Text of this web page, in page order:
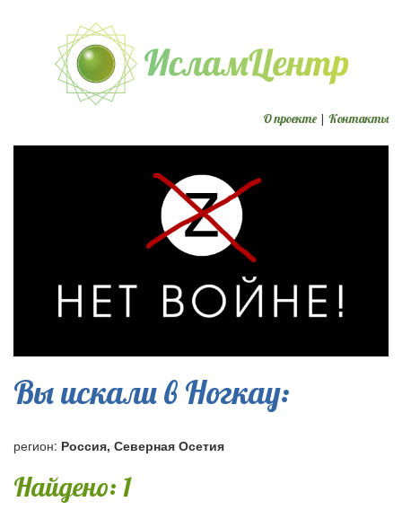
О проекте | Контакты
Вы искали в Ногкау:
регион: Россия, Северная Осетия
Найдено: 1